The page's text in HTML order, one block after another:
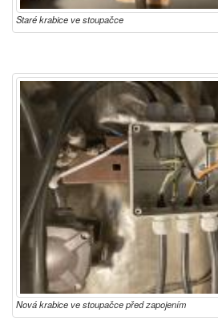
Staré krabice ve stoupačce
Nová krabice ve stoupačce před zapojením